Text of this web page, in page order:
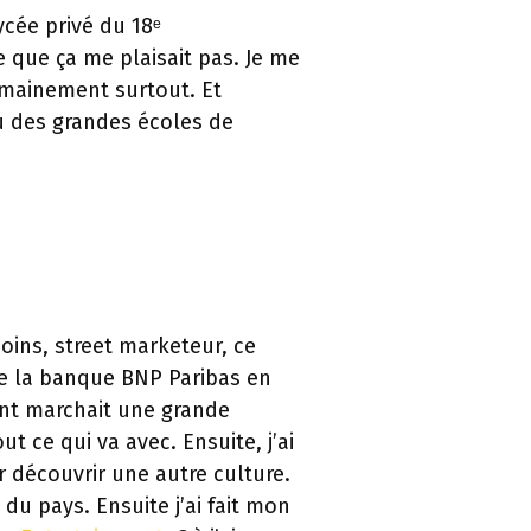
privé du 18ᵉ
que ça me plaisait pas. Je me
surtout. Et
grandes écoles de
street marketeur, ce
banque BNP Paribas en
marchait une grande
ce qui va avec. Ensuite, j’ai
découvrir une autre culture.
pays. Ensuite j’ai fait mon